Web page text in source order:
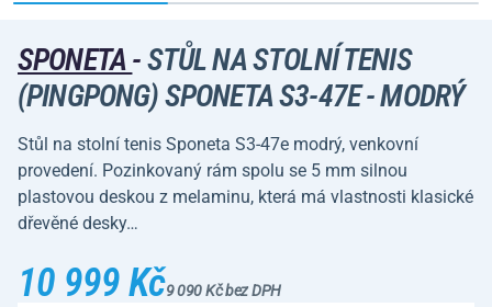
SPONETA-STŮL NA STOLNÍ TENIS
(PINGPONG) SPONETA S3-47E - MODRÝ
Stůl na stolní tenis Sponeta S3-47e modrý, venkovní
provedení. Pozinkovaný rám spolu se 5 mm silnou
plastovou deskou z melaminu, která má vlastnosti klasické
dřevěné desky…
10 999 Kč9 090 Kč bez DPH